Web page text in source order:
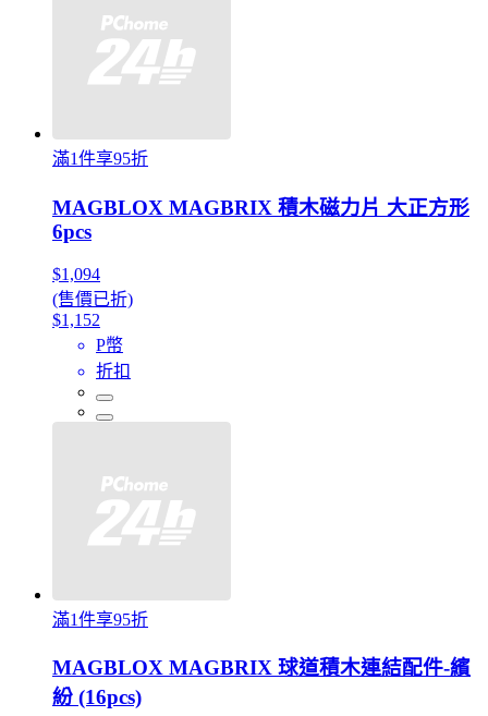
滿1件享95折
MAGBLOX MAGBRIX 積木磁力片 大正方形
6pcs
$1,094
(售價已折)
$1,152
P幣
折扣
滿1件享95折
MAGBLOX MAGBRIX 球道積木連結配件-繽
紛 (16pcs)